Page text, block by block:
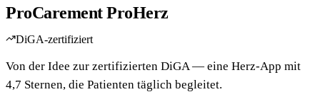
ProCarement ProHerz
DiGA-zertifiziert
Von der Idee zur zertifizierten DiGA — eine Herz-App mit
4,7 Sternen, die Patienten täglich begleitet.